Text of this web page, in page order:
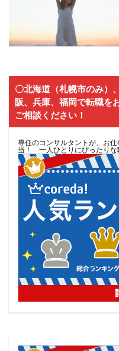
〇北海道（札幌市のみ）
阪、兵庫、福岡で転職を
ご相談ください！
専任のコンサルタントが、お
当！ 一人ひとりにぴったりな